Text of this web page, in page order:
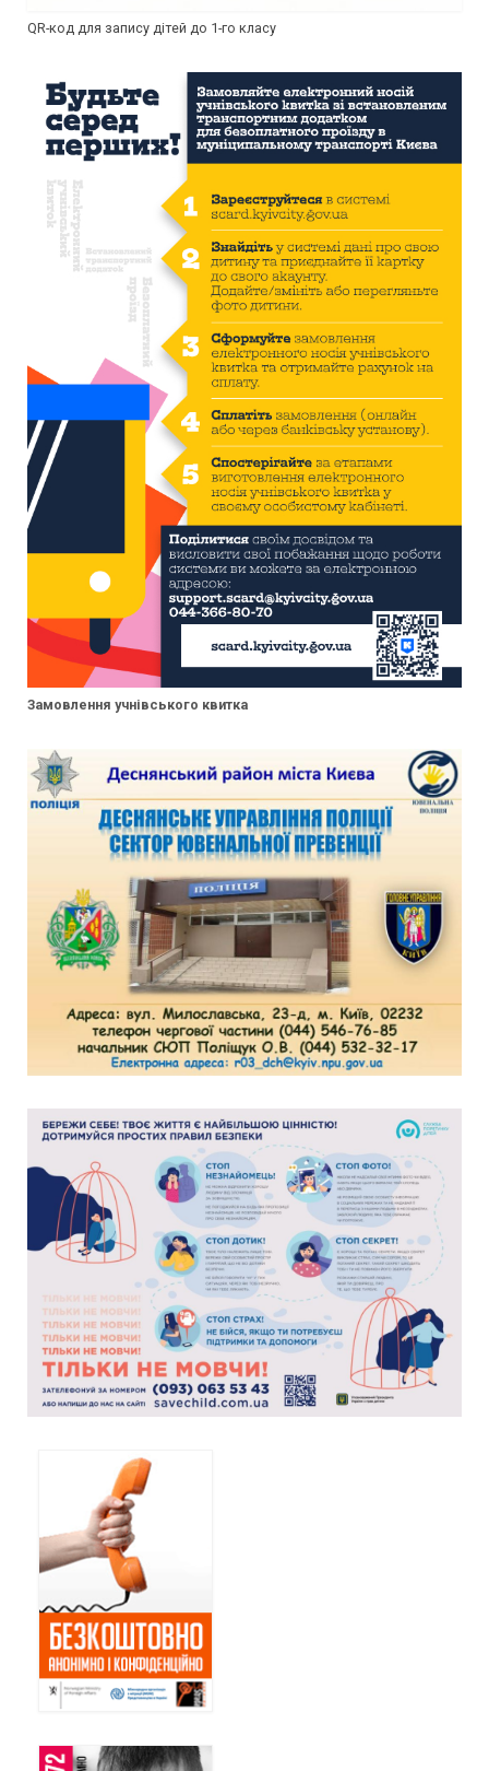
QR-код для запису дітей до 1-го класу
Замовлення учнівського квитка